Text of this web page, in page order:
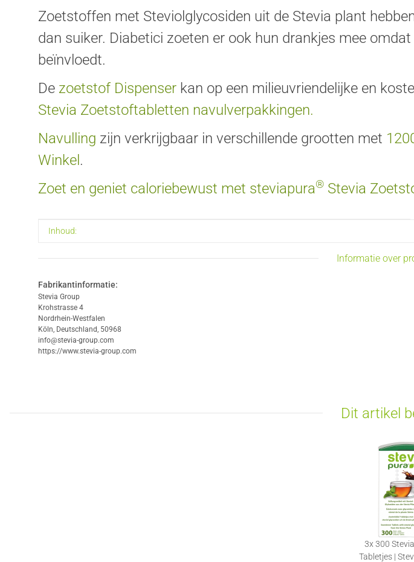
Zoetstoffen met Steviolglycosiden uit de Stevia plant
dan suiker. Diabetici zoeten er ook hun drankjes mee
beïnvloedt.
De zoetstof Dispenser kan op een milieuvriendelijke en
Stevia Zoetstoftabletten navulverpakkingen.
Navulling zijn verkrijgbaar in verschillende grootten met
Winkel.
Zoet en geniet caloriebewust met steviapura® Stevia
#productDetails.itemInformation#
#productDetails.itemValue#
Inhoud:
Informatie over
Fabrikantinformatie:
Stevia Group
Krohstrasse 4
Nordrhein-Westfalen
Köln, Deutschland, 50968
info@stevia-group.com
https://www.stevia-group.com
Dit artikel
3x 300
Tabletjes |